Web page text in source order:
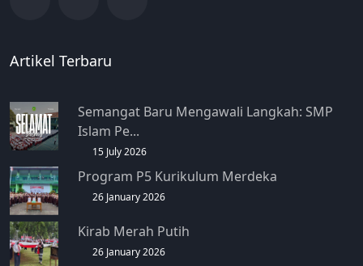
Artikel Terbaru
Semangat Baru Mengawali Langkah: SMP
Islam Pe...
15 July 2026
Program P5 Kurikulum Merdeka
26 January 2026
Kirab Merah Putih
26 January 2026